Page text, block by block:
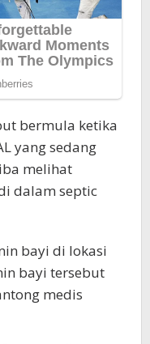
bermula ketika
yang sedang
melihat
dalam septic
bayi di lokasi
bayi tersebut
medis